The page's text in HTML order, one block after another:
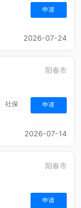
申请
2026-07-24
阳春市
社保 申请
2026-07-14
阳春市
申请